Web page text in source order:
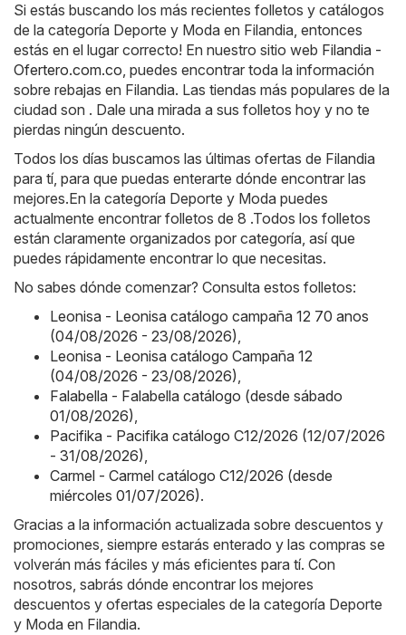
Si estás buscando los más recientes folletos y catálogos
de la categoría Deporte y Moda en Filandia, entonces
estás en el lugar correcto! En nuestro sitio web Filandia -
Ofertero.com.co, puedes encontrar toda la información
sobre rebajas en Filandia. Las tiendas más populares de la
ciudad son . Dale una mirada a sus folletos hoy y no te
pierdas ningún descuento.
Todos los días buscamos las últimas ofertas de Filandia
para tí, para que puedas enterarte dónde encontrar las
mejores.En la categoría Deporte y Moda puedes
actualmente encontrar folletos de 8 .Todos los folletos
están claramente organizados por categoría, así que
puedes rápidamente encontrar lo que necesitas.
No sabes dónde comenzar? Consulta estos folletos:
Leonisa - Leonisa catálogo campaña 12 70 anos
(04/08/2026 - 23/08/2026),
Leonisa - Leonisa catálogo Campaña 12
(04/08/2026 - 23/08/2026),
Falabella - Falabella catálogo (desde sábado
01/08/2026),
Pacifika - Pacifika catálogo C12/2026 (12/07/2026
- 31/08/2026),
Carmel - Carmel catálogo C12/2026 (desde
miércoles 01/07/2026).
Gracias a la información actualizada sobre descuentos y
promociones, siempre estarás enterado y las compras se
volverán más fáciles y más eficientes para tí. Con
nosotros, sabrás dónde encontrar los mejores
descuentos y ofertas especiales de la categoría Deporte
y Moda en Filandia.